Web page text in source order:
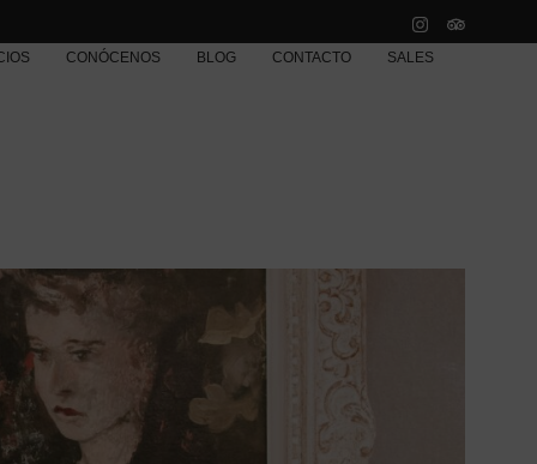
CONÓCENOS BLOG CONTACTO SALES